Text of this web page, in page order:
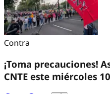
Contra
¡Toma precauciones!
CNTE este miércoles